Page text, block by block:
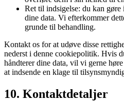
Ret til indsigelse: du kan
​​dine data. Vi efterkommer
grunde til behandling.
Kontakt os for at udøve disse
nederst i denne cookiepolitik. Hvis
håndterer dine data, vil vi gerne
at indsende en klage til
10. Kontaktdetaljer